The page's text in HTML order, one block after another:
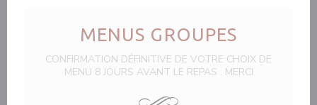
MENUS GROUPES
CONFIRMATION DÉFINITIVE DE VOTRE CHOIX DE
MENU 8 JOURS AVANT LE REPAS . MERCI